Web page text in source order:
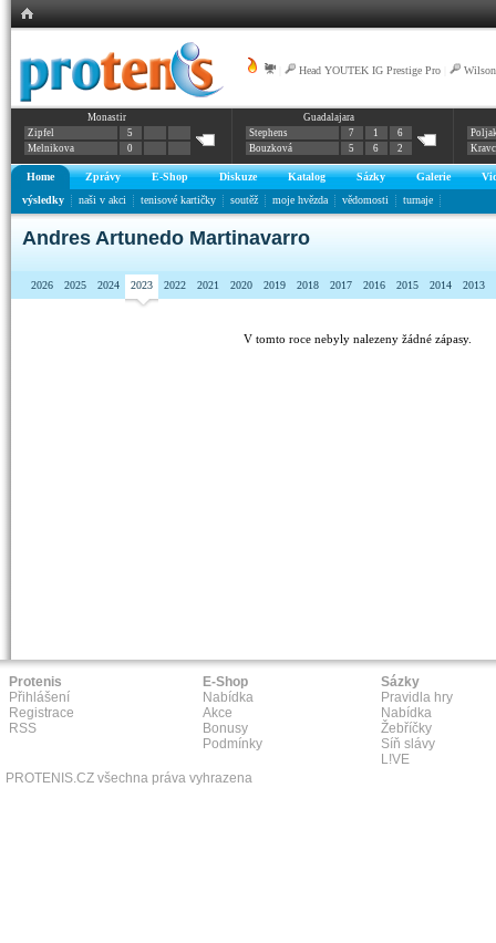
Head YOUTEK IG Prestige Pro
Monastir
Zipfel
5
Melnikova
0
Guadalajara
Stephens
7 1
6
Bouzková
5 6 2
Home Zprávy E-Shop Diskuze Katalog Sázky Galerie
výsledky
naši v akci tenisové kartičky soutěž moje hvězda vědomosti turnaje
Andres Artunedo Martinavarro
2026 2025 2024 2023 2022 2021 2020 2019 2018 2017 2016 2015 2014 2013
V tomto roce nebyly nalezeny žádné zápasy.
Protenis
Přihlášení
Registrace
RSS
E-Shop
Nabídka
Akce
Bonusy
Podmínky
Sázky
Pravidla hry
Nabídka
Žebříčky
Síň slávy
L!VE
PROTENIS.CZ všechna práva vyhrazena